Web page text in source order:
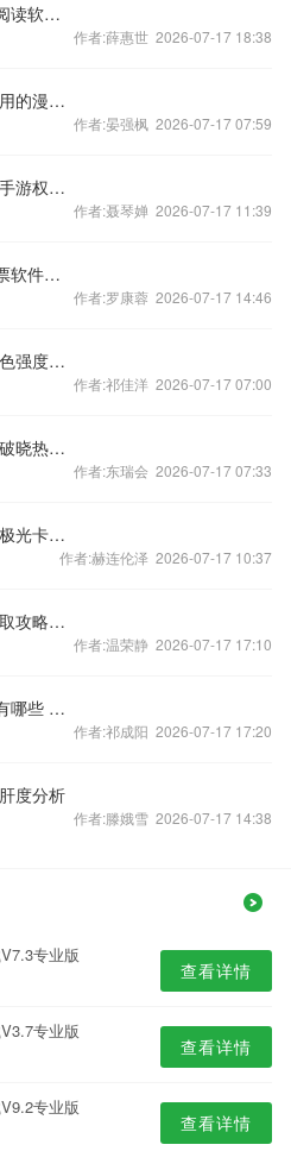
值得阅读app下载有哪些 精选阅读软件推荐
作者:薛惠世 2026-07-17 18:38
漫画免费阅读软件大全 热门好用的漫画阅读软件推荐
作者:晏强枫 2026-07-17 07:59
彼界手游权杖角色有哪些 彼界手游权杖角色人物一览
作者:聂琴婵 2026-07-17 11:39
买票用什么app最好 好用的购票软件推荐合集
作者:罗康蓉 2026-07-17 14:46
环行旅舍角色强度如何提升 角色强度提升攻略
作者:祁佳洋 2026-07-17 07:00
星之破晓热门英雄有哪些 星之破晓热门英雄介绍
作者:东瑞会 2026-07-17 07:33
白夜极光千里眼卡池攻略 白夜极光卡池千里眼规划分享
作者:赫连伦泽 2026-07-17 10:37
晶核金币怎么获取 晶核金币获取攻略分享
作者:温荣静 2026-07-17 17:10
扫描测量物体尺寸的免费软件有哪些 扫描测量物体尺寸的免费软件分享
作者:祁成阳 2026-07-17 17:20
度分析
作者:滕娥雪 2026-07-17 14:38
专业版
查看详情
专业版
查看详情
专业版
查看详情